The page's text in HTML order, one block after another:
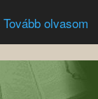
Tovább olvasom